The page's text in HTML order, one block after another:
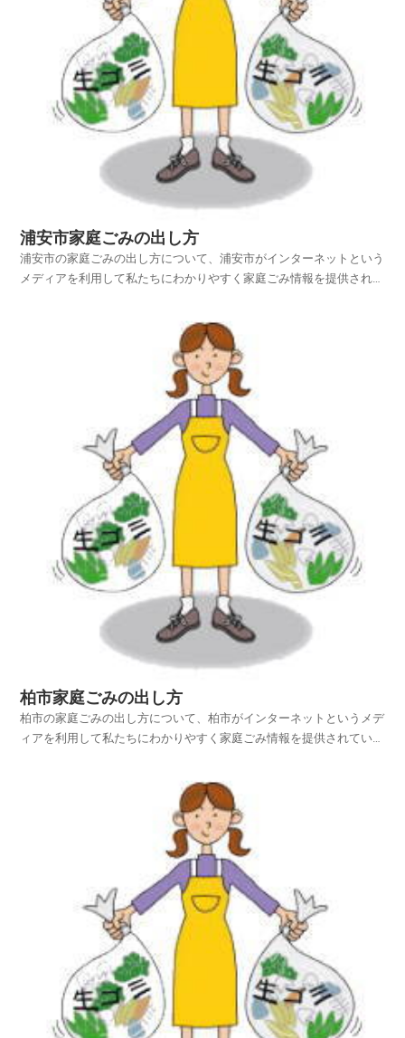
浦安市家庭ごみの出し方
浦安市の家庭ごみの出し方について、浦安市がインターネットという
メディアを利用して私たちにわかりやすく家庭ごみ情報を提供されて
でご活用いただければ幸いです。平成25年4月1日から...
柏市家庭ごみの出し方
柏市の家庭ごみの出し方について、柏市がインターネットというメデ
ィアを利用して私たちにわかりやすく家庭ごみ情報を提供されていま
いただければ幸いです。平成25年4月1日から使用済み...